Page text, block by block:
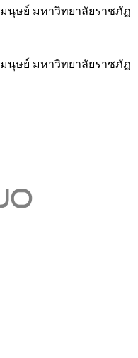
นุษย์ มหาวิทยาลัยราชภัฏ
นุษย์ มหาวิทยาลัยราชภัฏ